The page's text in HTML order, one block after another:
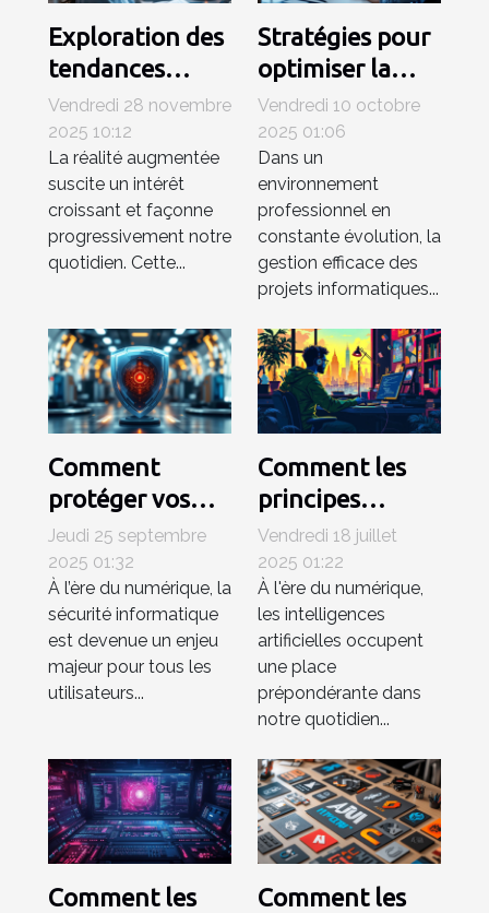
Exploration des
tendances
émergentes en
réalité
augmentée
Vendredi 28 novembre
2025 10:12
La réalité augmentée
suscite un intérêt
croissant et façonne
progressivement notre
quotidien. Cette...
Stratégies pour
optimiser la
gestion de
projets
informatiques
en entreprise
Vendredi 10 octobre
2025 01:06
Dans un
environnement
professionnel en
constante évolution, la
gestion efficace des
projets informatiques...
Comment
protéger vos
appareils des
logiciels
malveillants les
plus récents ?
Jeudi 25 septembre
2025 01:32
À l’ère du numérique, la
sécurité informatique
est devenue un enjeu
majeur pour tous les
utilisateurs...
Comment les
principes
éthiques
influencent-ils
le
développement
de l'IA ?
Vendredi 18 juillet
2025 01:22
À l'ère du numérique,
les intelligences
artificielles occupent
une place
prépondérante dans
notre quotidien...
Comment les Comment les